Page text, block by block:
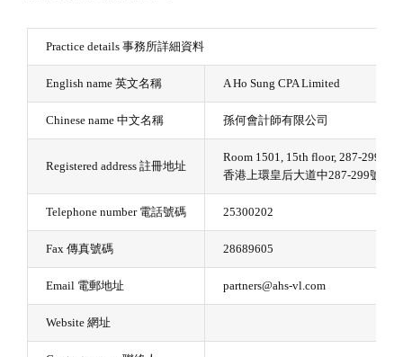
Practice details 事務所詳細資料
English name 英文名稱 A Ho Sung CPA Limited
Chinese name 中文名稱 孫何會計師有限公司
Registered address 註冊地址
Room 1501, 15th floor, 287-299
香港上環皇后大道中287-299號
Telephone number 電話號碼 25300202
Fax 傳真號碼 28689605
Email 電郵地址 partners@ahs-vl.com
Website 網址